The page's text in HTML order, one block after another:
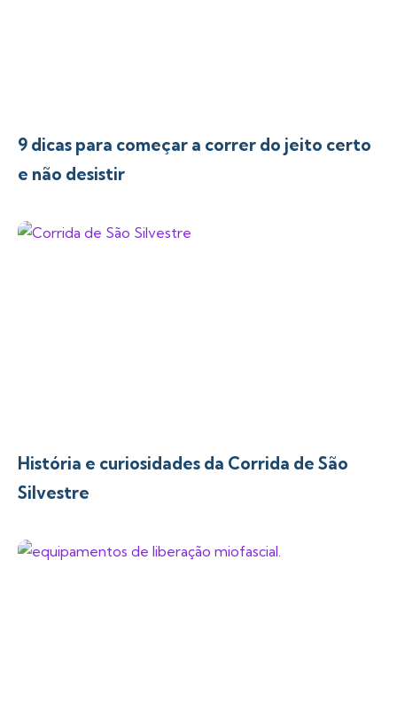
9 dicas para começar a correr do jeito certo
e não desistir
História e curiosidades da Corrida de São
Silvestre